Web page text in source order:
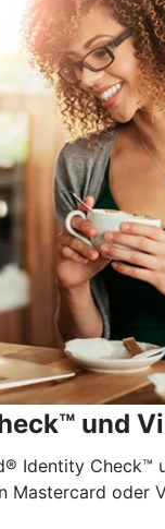
und
Identity Check™
oder